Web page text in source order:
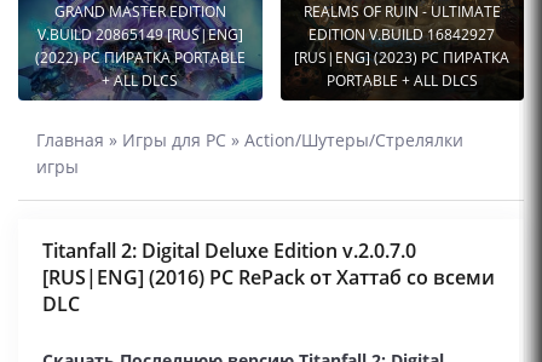
GRAND MASTER EDITION
V.BUILD 20865149 [RUS|ENG]
(2022) PC ПИРАТКА PORTABLE
+ ALL DLCS
REALMS OF RUIN - ULTIMATE
EDITION V.BUILD 16842927
[RUS|ENG] (2023) PC ПИРАТКА
PORTABLE + ALL DLCS
Главная » Игры для PC » Action/Шутеры/Стрелялки
игры
Titanfall 2: Digital Deluxe Edition v.2.0.7.0
[RUS|ENG] (2016) PC RePack от Хаттаб со всеми
DLC